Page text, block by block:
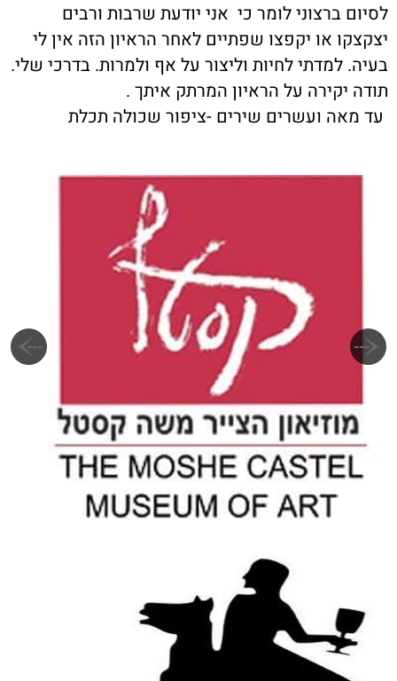
לסיום ברצוני לומר כי אני יודעת שרבות ורבים
יצקצקו או יקפצו שפתיים לאחר הראיון הזה אין לי
בעיה. למדתי לחיות וליצור על אף ולמרות. בדרכי שלי.
תודה יקירה על הראיון המרתק איתך .
עד מאה ועשרים שירים -ציפור שכולה תכלת